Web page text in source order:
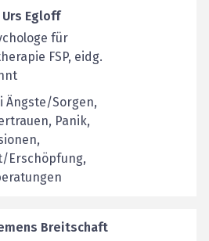
Urs Egloff
für
FSP, eidg.
Ängste/Sorgen,
Panik,
Erschöpfung,
Breitschaft